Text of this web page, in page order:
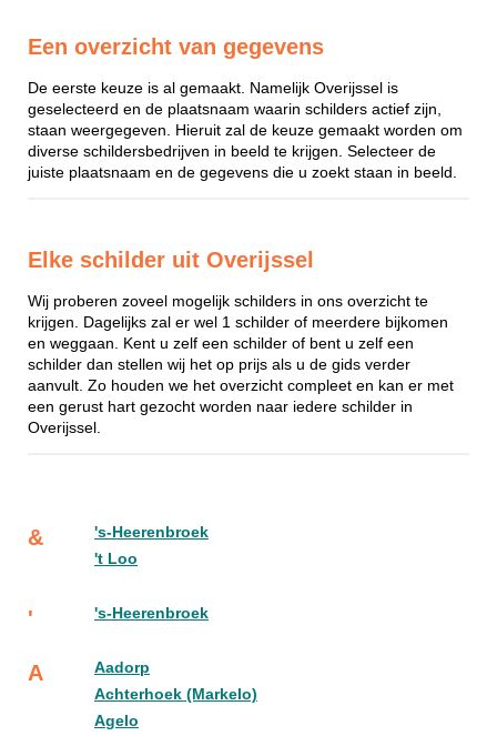
Een overzicht van gegevens
De eerste keuze is al gemaakt. Namelijk Overijssel is
geselecteerd en de plaatsnaam waarin schilders actief zijn,
staan weergegeven. Hieruit zal de keuze gemaakt worden om
diverse schildersbedrijven in beeld te krijgen. Selecteer de
juiste plaatsnaam en de gegevens die u zoekt staan in beeld.
Elke schilder uit Overijssel
Wij proberen zoveel mogelijk schilders in ons overzicht te
krijgen. Dagelijks zal er wel 1 schilder of meerdere bijkomen
en weggaan. Kent u zelf een schilder of bent u zelf een
schilder dan stellen wij het op prijs als u de gids verder
aanvult. Zo houden we het overzicht compleet en kan er met
een gerust hart gezocht worden naar iedere schilder in
Overijssel.
&
's-Heerenbroek
't Loo
' 's-Heerenbroek
A
Aadorp
Achterhoek (Markelo)
Agelo